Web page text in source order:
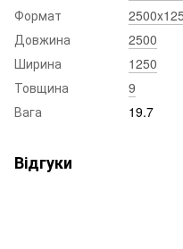
Формат
Довжина
2500
Ширина
1250
Товщина
9
Вага
19.7
Відгуки